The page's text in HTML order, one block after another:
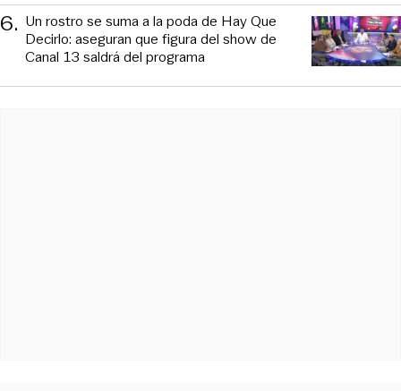
6. Un rostro se suma a la poda de Hay Que
Decirlo: aseguran que figura del show de
Canal 13 saldrá del programa